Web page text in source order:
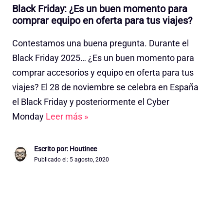
Black Friday: ¿Es un buen momento para
comprar equipo en oferta para tus viajes?
Contestamos una buena pregunta. Durante el
Black Friday 2025… ¿Es un buen momento para
comprar accesorios y equipo en oferta para tus
viajes? El 28 de noviembre se celebra en España
el Black Friday y posteriormente el Cyber
Monday Leer más »
Escrito por: Houtinee
Publicado el: 5 agosto, 2020